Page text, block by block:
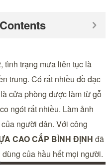
Contents
tình trạng mưa liên tục là
trung. Có rất nhiều đồ đạc
cửa phòng được làm từ gỗ
ngót rất nhiều. Làm ảnh
người dân. Với công
CAO CẤP BÌNH ĐỊNH đã
của hầu hết mọi người.